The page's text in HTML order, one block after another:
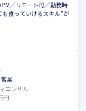
／リモート可／勤務時
食っていけるスキル”が
業
コンサル
円